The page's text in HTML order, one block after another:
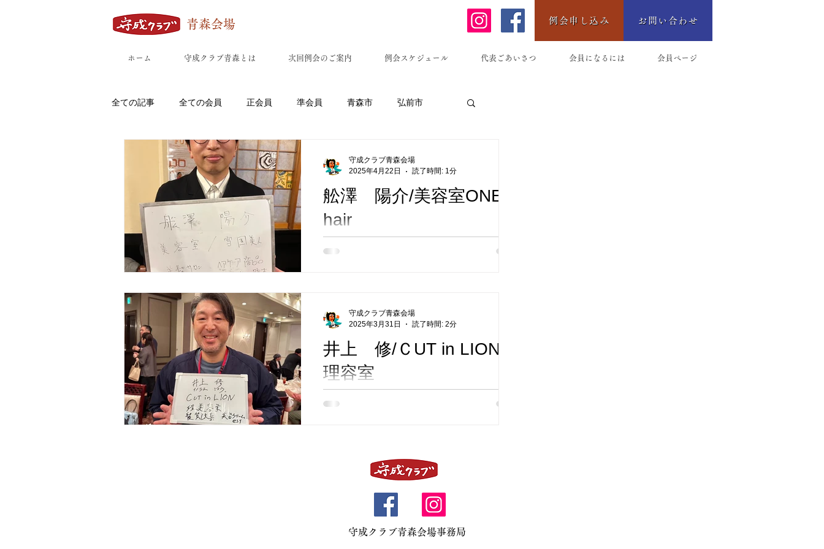
青森会場 例会申し込み お問い合わせ
ホーム 守成クラブ青森とは 次回例会のご案内 例会スケジュール 代表ごあいさつ 会員になるには 会員ページ
全ての記事 全ての会員 正会員 準会員 青森市 弘前市
外ヶ浜町 五所川原市
鰺ヶ沢町 板柳町 六戸町 東京都 埼玉県 居酒屋
飲食店(カフェ/bar/居酒屋/弁当/ラーメン等) 法務サービス
FP相談業、金融仲介業 保険代理店
芸能プロダクション 放送業 ドローン事業
専門サービス業 (経営革新等支援機関)
舩澤 陽介/美容室ONE
hair
青森市大野金沢に位置する「美容室 ONE
から支持を集めており、白髪染めや髪のダメ
守成クラブ青森会場
2025年4月22日
読了時間: 1分
井上 修/ＣUT in LION/
理容室
CUT in LION（カットインライオン）は、青
子様からご年配の方まで、幅広い世代のお客
様にご利用いただいております。髪質改善や
守成クラブ青森会場
2025年3月31日
読了時間: 2分
守成クラブ青森会場事務局